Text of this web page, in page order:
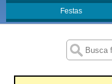
Festas